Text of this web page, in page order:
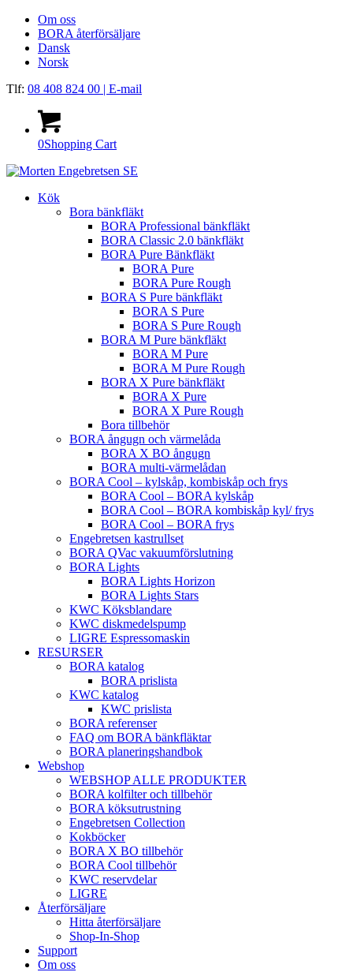
Om oss
BORA återförsäljare
Dansk
Norsk
Tlf: 08 408 824 00 | E-mail
0Shopping Cart
Kök
Bora bänkfläkt
BORA Professional bänkfläkt
BORA Classic 2.0 bänkfläkt
BORA Pure Bänkfläkt
BORA Pure
BORA Pure Rough
BORA S Pure bänkfläkt
BORA S Pure
BORA S Pure Rough
BORA M Pure bänkfläkt
BORA M Pure
BORA M Pure Rough
BORA X Pure bänkfläkt
BORA X Pure
BORA X Pure Rough
Bora tillbehör
BORA ångugn och värmelåda
BORA X BO ångugn
BORA multi-värmelådan
BORA Cool – kylskåp, kombiskåp och frys
BORA Cool – BORA kylskåp
BORA Cool – BORA kombiskåp kyl/ frys
BORA Cool – BORA frys
Engebretsen kastrullset
BORA QVac vakuumförslutning
BORA Lights
BORA Lights Horizon
BORA Lights Stars
KWC Köksblandare
KWC diskmedelspump
LIGRE Espressomaskin
RESURSER
BORA katalog
BORA prislista
KWC katalog
KWC prislista
BORA referenser
FAQ om BORA bänkfläktar
BORA planeringshandbok
Webshop
WEBSHOP ALLE PRODUKTER
BORA kolfilter och tillbehör
BORA köksutrustning
Engebretsen Collection
Kokböcker
BORA X BO tillbehör
BORA Cool tillbehör
KWC reservdelar
LIGRE
Återförsäljare
Hitta återförsäljare
Shop-In-Shop
Support
Om oss